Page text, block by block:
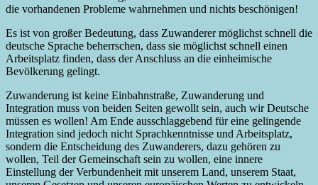
die vorhandenen Probleme wahrnehmen und nichts beschönigen!
Es ist von großer Bedeutung, dass Zuwanderer möglichst schnell die
deutsche Sprache beherrschen, dass sie möglichst schnell einen
Arbeitsplatz finden, dass der Anschluss an die einheimische
Bevölkerung gelingt.
Zuwanderung ist keine Einbahnstraße, Zuwanderung und
Integration muss von beiden Seiten gewollt sein, auch wir Deutsche
müssen es wollen! Am Ende ausschlaggebend für eine gelingende
Integration sind jedoch nicht Sprachkenntnisse und Arbeitsplatz,
sondern die Entscheidung des Zuwanderers, dazu gehören zu
wollen, Teil der Gemeinschaft sein zu wollen, eine innere
Einstellung der Verbundenheit mit unserem Land, unserem Staat,